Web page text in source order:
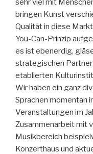
sehr viel mit
bringen Kunst
Qualität in diese
You-Can-Prinzip
es ist ebenerdig,
strategischen
etablierten
Wir haben ein ganz
Sprachen momentan
Veranstaltungen im
Zusammenarbeit mit
Musikbereich
Konzerthaus und